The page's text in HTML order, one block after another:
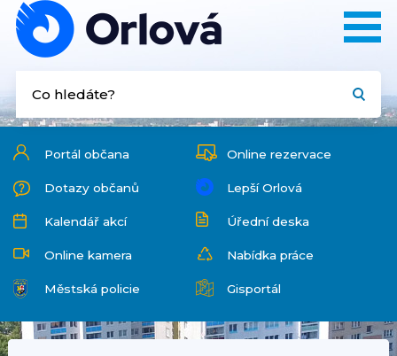
Portál občana Online rezervace
Dotazy občanů Lepší Orlová
Kalendář akcí Úřední deska
Online kamera Nabídka práce
Městská policie Gisportál